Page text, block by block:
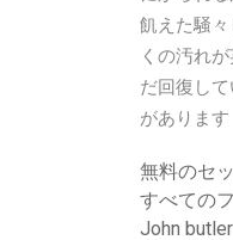
飢えた騒
くの汚れ
だ回復し
があります
無料のセ
すべての
John